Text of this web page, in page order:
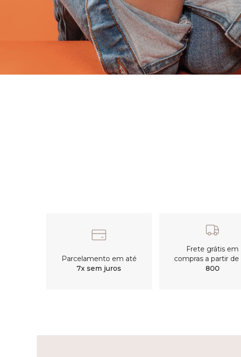
Parcelamento em até
7x sem juros
Frete grátis em
compras a partir de
800